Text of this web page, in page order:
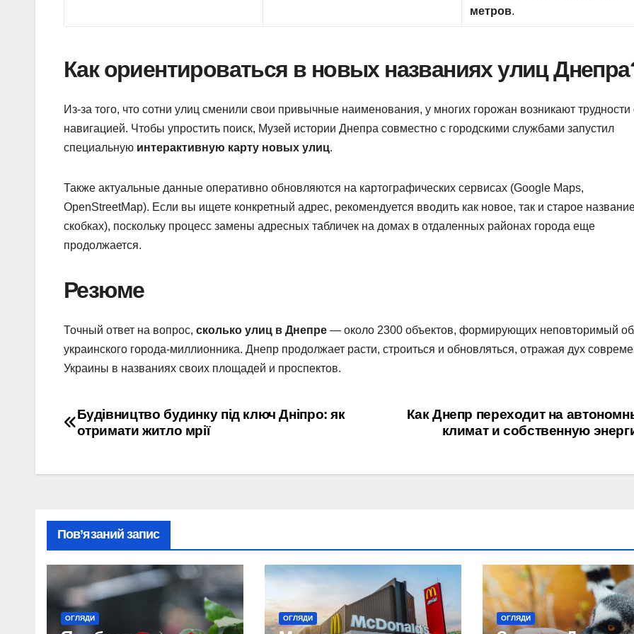
метров.
Как ориентироваться в новых названиях улиц
Из-за того, что сотни улиц сменили свои привычные наименования, у многих горожан возникают трудности
навигацией. Чтобы упростить поиск, Музей истории Днепра совместно с городскими службами запустил
специальную интерактивную карту новых улиц.
Также актуальные данные оперативно обновляются на картографических сервисах (Google Maps,
OpenStreetMap). Если вы ищете конкретный адрес, рекомендуется вводить как новое, так и старое
скобках), поскольку процесс замены адресных табличек на домах в отдаленных районах города еще
продолжается.
Резюме
Точный ответ на вопрос, сколько улиц в Днепре — около 2300 объектов, формирующих неповторимый
украинского города-миллионника. Днепр продолжает расти, строиться и обновляться, отражая дух
Украины в названиях своих площадей и проспектов.
Навігація
Как Днепр переходит на
климат и собственную
Будівництво будинку під ключ Дніпро: як
отримати житло мрії
Пов’язаний запис
ОГЛЯДИ ОГЛЯДИ ОГЛЯДИ